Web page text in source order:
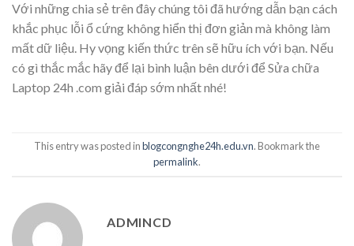
Với những chia sẻ trên đây chúng tôi đã hướng dẫn bạn cách
khắc phục lỗi ổ cứng không hiển thị đơn giản mà không làm
mất dữ liệu. Hy vọng kiến thức trên sẽ hữu ích với bạn. Nếu
có gì thắc mắc hãy để lại bình luận bên dưới để Sửa chữa
Laptop 24h .com giải đáp sớm nhất nhé!
This entry was posted inblogcongnghe24h.edu.vn. Bookmark the
permalink.
ADMINCD